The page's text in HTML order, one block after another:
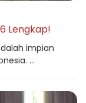
Lengkap!
impian
...